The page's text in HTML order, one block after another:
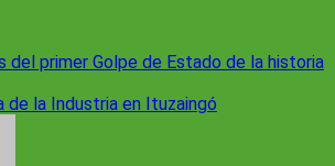
del primer Golpe de Estado de la historia
la Industria en Ituzaingó